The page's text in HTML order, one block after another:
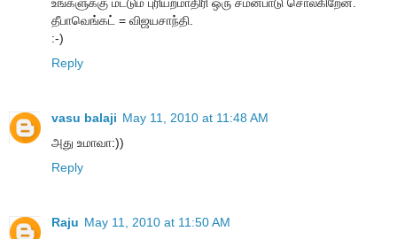
தீபாவெங்கட் = விஜயசாந்தி.
:-)
Reply
vasu balaji May 11, 2010 at 11:48 AM
அது உமாவா:))
Reply
Raju May 11, 2010 at 11:50 AM